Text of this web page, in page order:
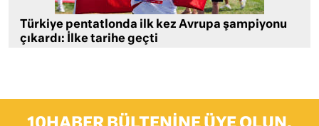
Türkiye pentatlonda ilk kez Avrupa şampiyonu
çıkardı: İlke tarihe geçti